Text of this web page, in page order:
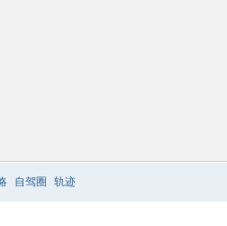
自驾圈 轨迹